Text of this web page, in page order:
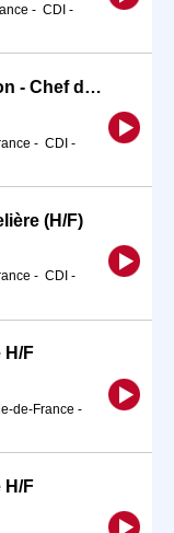
- CDI -
Métiers de l'Hôtellerie. Restauration - Chef de Cuisine/C (H/F)
- CDI -
(H/F)
- CDI -
H/F
de-France -
H/F